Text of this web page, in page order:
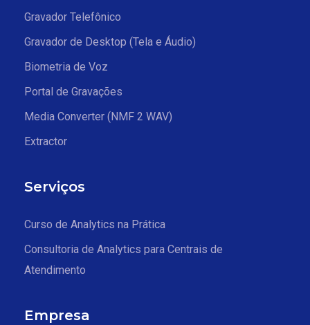
Gravador Telefônico
Gravador de Desktop (Tela e Áudio)
Biometria de Voz
Portal de Gravações
Media Converter (NMF 2 WAV)
Extractor
Serviços
Curso de Analytics na Prática
Consultoria de Analytics para Centrais de
Atendimento
Empresa